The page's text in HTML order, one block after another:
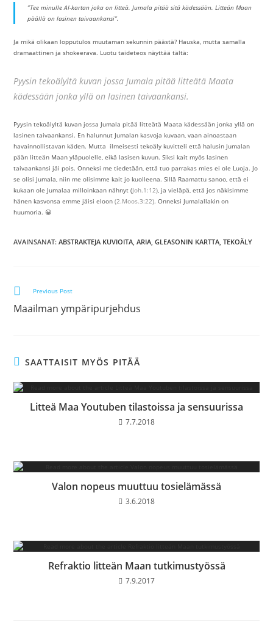
”Tee minulle AI-kartan joka on litteä. Jumala pitää sitä kädessään. Litteän Maan
päällä on lasinen taivaankansi”.
Ja mikä olikaan lopputulos muutaman sekunnin päästä? Hauska, mutta samalla
dramaattinen ja shokeerava. Luotu taideteos näyttää tältä:
Pyysin tekoälyltä kuvan jossa Jumala pitää litteätä Maata
kädessään jonka yllä on lasinen taivaankansi.
Pyysin tekoälyltä kuvan jossa Jumala pitää litteätä Maata kädessään jonka yllä on
lasinen taivaankansi. En halunnut Jumalan kasvoja kuvaan, vaan ainoastaan
havainnollistavan käden. Mutta ilmeisesti tekoäly kuvitteli että halusin Jumalan
pään litteän Maan yläpuolelle, eikä lasisen kuvun. Siksi kait myös lasinen
taivaankansi jäi pois. Onneksi me tiedetään, että tuo parrakas mies ei ole Luoja. Jo
se olisi Jumala, niin me olisimme kait jo kuolleena. Sillä Raamattu sanoo, että ei
kukaan ole Jumalaa milloinkaan nähnyt (Joh.1:12), ja vieläpä, että jos näkisimme
hänen kasvonsa emme jäisi eloon(2.Moos.3:22). Onneksi Jumalallakin on
huumoria. 😀
AVAINSANAT:ABSTRAKTEJA KUVIOITA, ARIA, GLEASONIN KARTTA, TEKOÄLY
Lue
artikkeleita
Previous Post
Maailman ympäripurjehdus
SAATTAISIT MYÖS PITÄÄ
Litteä Maa Youtuben tilastoissa ja sensuurissa
7.7.2018
Valon nopeus muuttuu tosielämässä
3.6.2018
Refraktio litteän Maan tutkimustyössä
7.9.2017